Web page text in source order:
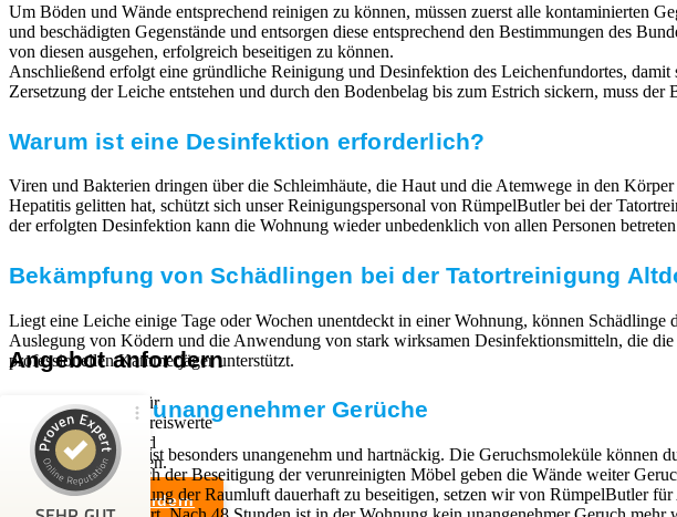
Um Böden und Wände entsprechend reinigen zu können, müssen zuerst alle kontaminierten
und beschädigten Gegenstände und entsorgen diese entsprechend den Bestimmungen des
von diesen ausgehen, erfolgreich beseitigen zu können.
Anschließend erfolgt eine gründliche Reinigung und Desinfektion des Leichenfundortes,
Zersetzung der Leiche entstehen und durch den Bodenbelag bis zum Estrich sickern, muss
Warum ist eine Desinfektion erforderlich?
Viren und Bakterien dringen über die Schleimhäute, die Haut und die Atemwege in den
Hepatitis gelitten hat, schützt sich unser Reinigungspersonal von RümpelButler bei der
der erfolgten Desinfektion kann die Wohnung wieder unbedenklich von allen Personen
Bekämpfung von Schädlingen bei der Tatortreinigung
Liegt eine Leiche einige Tage oder Wochen unentdeckt in einer Wohnung, können
Auslegung von Ködern und die Anwendung von stark wirksamen Desinfektionsmitteln, die
professionellen Kammerjäger unterstützt.
Beseitigung unangenehmer Gerüche
Der Leichengeruch ist besonders unangenehm und hartnäckig. Die Geruchsmoleküle
festsetzen. Auch nach der Beseitigung der verunreinigten Möbel geben die Wände weiter
Um die Verunreinigung der Raumluft dauerhaft zu beseitigen, setzen wir von RümpelButler
Angebot anfordern
Wir sind Experten für
professionelle und preiswerte
Entrümpelungen und
Haushaltsauflösungen.
Angebot anfordern
Kundenbewertungen und Erfahrungen zu
RümpelButler